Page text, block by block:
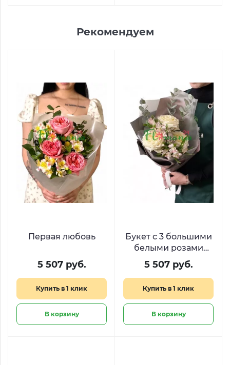
Рекомендуем
Первая любовь
5 507 руб.
Купить в 1 клик
В корзину
Букет с 3 большими
белыми розами
«Благородный
рыцарь»
5 507 руб.
Купить в 1 клик
В корзину